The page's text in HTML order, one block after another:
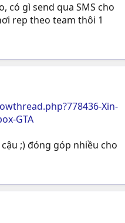
có gì send qua SMS cho
rep theo team thôi 1
Xin-
GTA
;) đóng góp nhiều cho